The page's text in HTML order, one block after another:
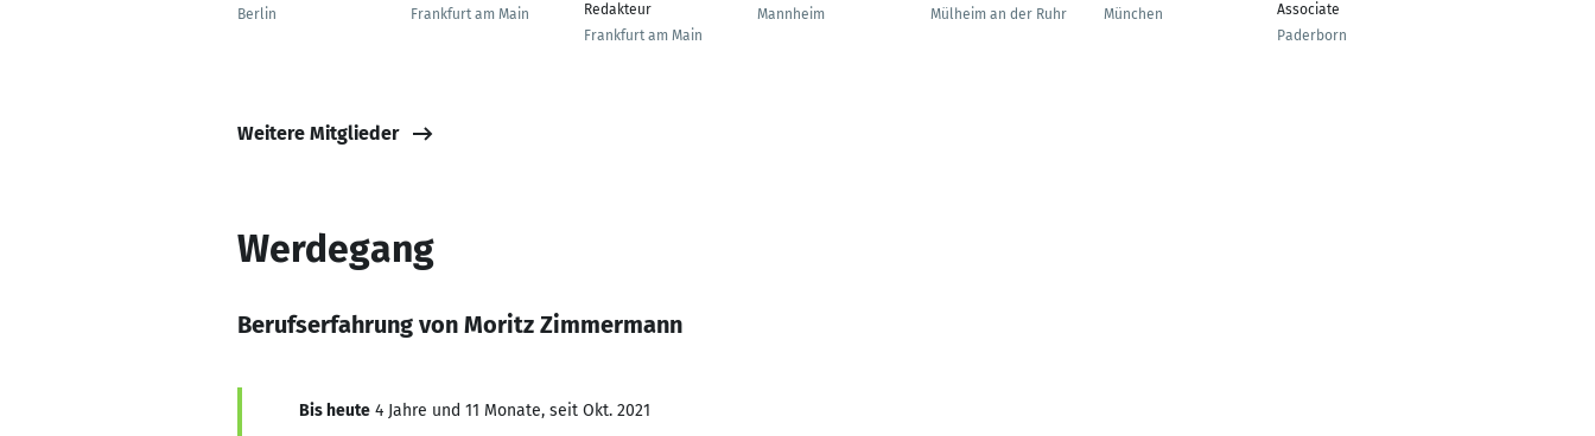
Berlin
Frankfurt am Main
Redakteur
Frankfurt am Main
Mannheim
Mülheim an der Ruhr
München
Associate
Paderborn
Weitere Mitglieder
Werdegang
Berufserfahrung von Moritz Zimmermann
Bis heute 4 Jahre und 11 Monate, seit Okt. 2021